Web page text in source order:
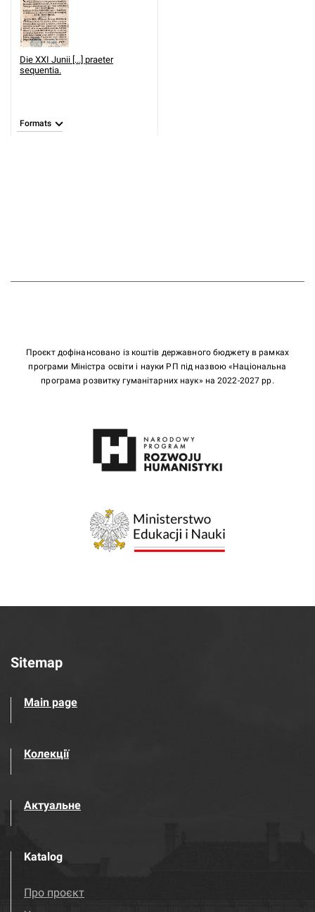
Die XXI Junii [...] praeter
sequentia.
Formats
Проєкт дофінансовано із коштів державного бюджету в рамках
програми Міністра освіти і науки РП під назвою «Національна
програма розвитку гуманітарних наук» на 2022-2027 рр.
Sitemap
Main page
Колекції
Актуальне
Katalog
Про проєкт